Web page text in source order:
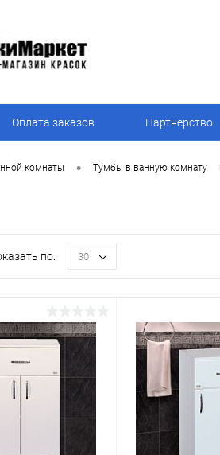
Оплата заказов Партнерство
комнаты • Тумбы в ванную комнату
по: 30